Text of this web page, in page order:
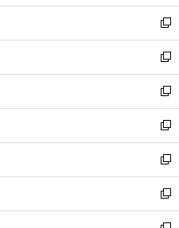
ウ
ィ
ン
ド
ウ
で
開
く
し
い
ウ
ィ
ン
ド
ウ
で
開
く
新
し
い
ウ
ィ
ン
ド
ウ
で
開
く
新
し
い
ウ
ィ
ン
ド
ウ
で
開
新
し
い
ウ
ィ
ン
ド
ウ
新
し
い
ウ
ィ
ン
新
し
い
ウ
新
し